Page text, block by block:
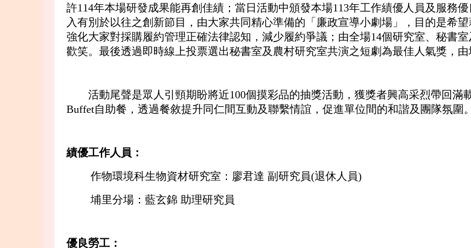
許114年本場研發成果能再創佳績；當日活動中頒發本場113年工作績優人員及服務
入有別於以往之創新節目，由大家共同精心準備的「廉政宣導小劇場」，目的是希
強化大家對採購履約管理正確法律認知，減少履約爭議；由全場14個研究室、秘書
歡笑。最後透過即時線上投票選出秘書室及農村研究室共演之短劇為最佳人氣獎，由
活動尾聲是眾人引頸期盼將近100個摸彩品的抽獎活動，獲獎者興高采烈帶回滿
Buffet自助餐，透過餐敘提升同仁間互動及聯繫情誼，促進單位間的和諧及團隊氛圍。
績優工作人員：
作物環境科生物資材研究室：廖君達 副研究員(退休人員)
埔里分場：藍玄錦 助理研究員
優良勞工：